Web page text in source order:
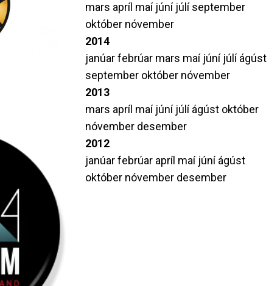
mars apríl maí júní júlíseptember
október nóvember
2014
janúarfebrúar mars maí júní júlíágúst
september október nóvember
2013
mars apríl maí júní júlíágúst október
nóvember desember
2012
janúarfebrúar apríl maí júníágúst
október nóvember desember